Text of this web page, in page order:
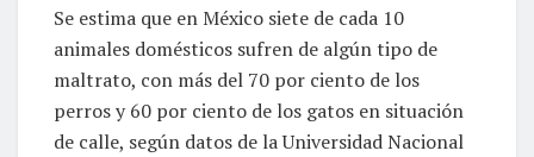
Se estima que en México siete de cada 10
animales domésticos sufren de algún tipo de
maltrato, con más del 70 por ciento de los
perros y 60 por ciento de los gatos en situación
de calle, según datos de la Universidad Nacional